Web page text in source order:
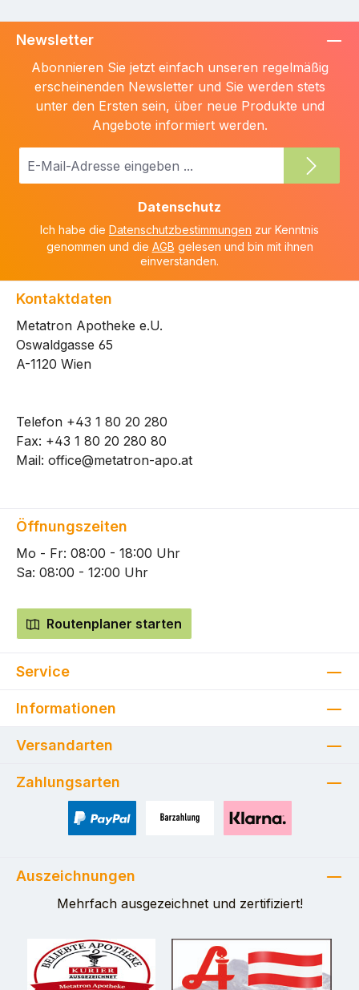
Newsletter
Abonnieren Sie jetzt einfach unseren regelmäßig
erscheinenden Newsletter und Sie werden stets
unter den Ersten sein, über neue Produkte und
Angebote informiert werden.
E-
Datenschutz
Ich habe die Datenschutzbestimmungen zur Kenntnis
genommen und die AGB gelesen und bin mit ihnen
einverstanden.
Kontaktdaten
Metatron Apotheke e.U.
Oswaldgasse 65
A-1120 Wien
Telefon +43 1 80 20 280
Fax: +43 1 80 20 280 80
Mail: office@metatron-apo.at
Öffnungszeiten
Mo - Fr: 08:00 - 18:00 Uhr
Sa: 08:00 - 12:00 Uhr
Routenplaner starten
Service
Informationen
Versandarten
Zahlungsarten
Auszeichnungen
Mehrfach ausgezeichnet und zertifiziert!